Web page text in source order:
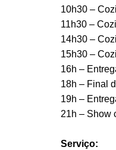
10h30 –
11h30 –
14h30 –
15h30 –
16h –
18h – Final
19h –
21h – Show
Serviço: